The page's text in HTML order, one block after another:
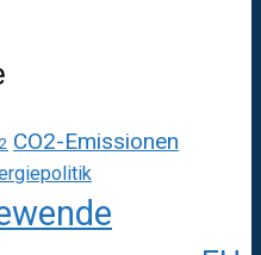
CO2-Emissionen